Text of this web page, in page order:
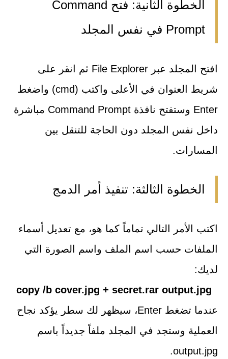
الخطوة الثانية: فتح Command
Prompt في نفس المجلد
افتح المجلد عبر File Explorer ثم انقر على
شريط العنوان في الأعلى واكتب (cmd) واضغط
Enter وستفتح نافذة Command Prompt مباشرة
داخل نفس المجلد دون الحاجة للتنقل بين
المسارات.
الخطوة الثالثة: تنفيذ أمر الدمج
اكتب الأمر التالي تماماً كما هو، مع تعديل أسماء
الملفات حسب اسم الملف واسم الصورة التي
لديك:
copy /b cover.jpg + secret.rar output.jpg
عندما تضغط Enter، سيظهر لك سطر يؤكد نجاح
العملية وستجد في المجلد ملفاً جديداً باسم
output.jpg.